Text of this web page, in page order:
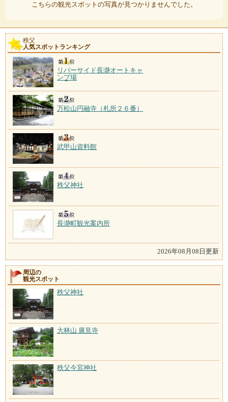
こちらの観光スポットの写真が見つかりませんでした。
秩父
人気スポットランキング
リバーサイド長瀞オートキャ
ンプ場
万松山円融寺（札所２６番）
武甲山資料館
秩父神社
長瀞町観光案内所
2026年08月08日更新
周辺の
観光スポット
秩父神社
大林山 廣見寺
秩父今宮神社